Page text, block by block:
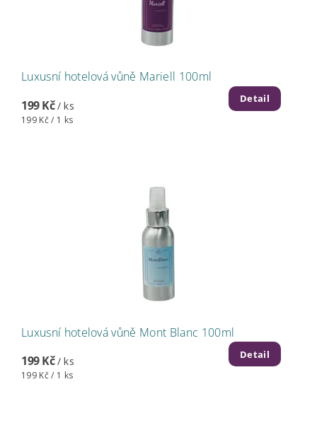
Luxusní hotelová vůně Mariell 100ml
199 Kč/ ks
199 Kč / 1 ks
Detail
Luxusní hotelová vůně Mont Blanc 100ml
199 Kč/ ks
199 Kč / 1 ks
Detail